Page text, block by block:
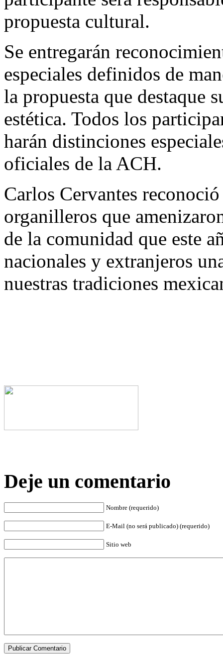
propuesta cultural.
Se entregarán
especiales definidos de
la propuesta que destaque
estética. Todos los
harán distinciones
oficiales de la ACH.
Carlos Cervantes
organilleros que
de la comunidad que este
nacionales y extranjeros
nuestras tradiciones
Deje un comentario
Nombre (requerido)
E-Mail (no será publicado) (requerido)
Sitio web